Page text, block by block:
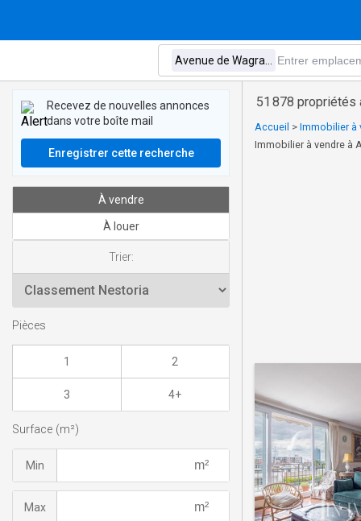
51 878 propriétés
Accueil > Immobilier à
Immobilier à vendre à
Recevez de nouvelles annonces
dans votre boîte mail
Enregistrer cette recherche
À vendre
À louer
Trier:
Pièces
1 2
3 4+
Surface (m²)
Min
Max